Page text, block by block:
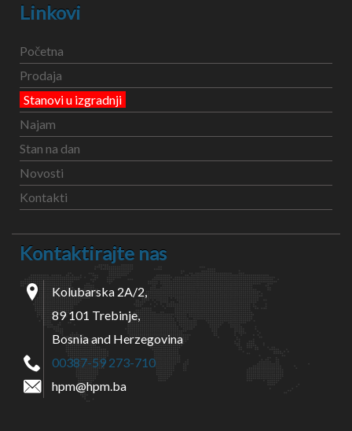
Linkovi
Početna
Prodaja
Stanovi u izgradnji
Najam
Stan na dan
Novosti
Kontakti
Kontaktirajte nas
Kolubarska 2A/2,
89 101 Trebinje,
Bosnia and Herzegovina
00387-59 273-710
hpm@hpm.ba